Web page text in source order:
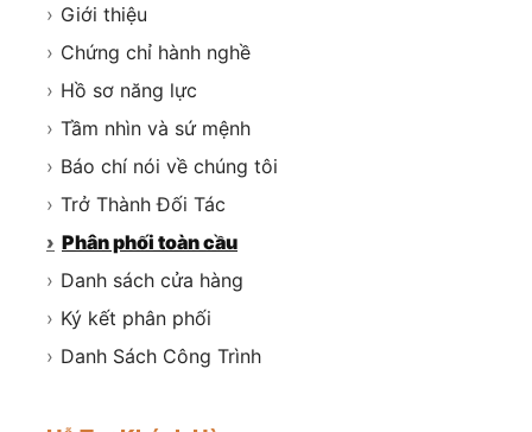
› Giới thiệu
› Chứng chỉ hành nghề
› Hồ sơ năng lực
› Tầm nhìn và sứ mệnh
› Báo chí nói về chúng tôi
› Trở Thành Đối Tác
› Phân phối toàn cầu
› Danh sách cửa hàng
› Ký kết phân phối
› Danh Sách Công Trình